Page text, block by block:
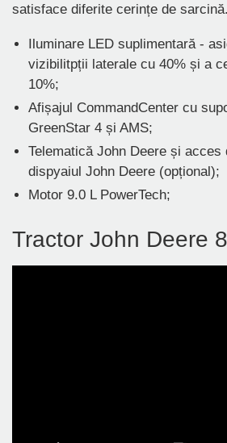
satisface diferite cerințe de sarcină.
Iluminare LED suplimentară -
vizibilitpții laterale cu 40% și a
10%;
Afișajul CommandCenter cu
GreenStar 4 și AMS;
Telematică John Deere și acces
dispyaiul John Deere (opțional);
Motor 9.0 L PowerTech;
Tractor John Deere